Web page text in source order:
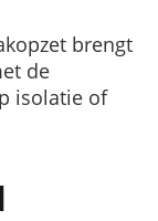
brengt
de
isolatie of